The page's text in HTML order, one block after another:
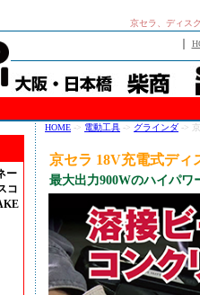
京セラ、ディス
ー
コ
HOME -> 電動工具 -> グラインダ ->
京セラ 18V充電式ディ
最大出力900Wのハイパワ